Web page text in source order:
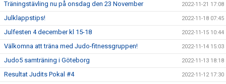
Träningstävling nu på onsdag den 23 November 2022-11-21 17:08
Julklappstips! 2022-11-18 07:45
Julfesten 4 december kl 15-18 2022-11-15 10:44
Välkomna att träna med Judo-fitnessgruppen! 2022-11-14 15:03
Judo5 samträning i Göteborg 2022-11-13 18:18
Resultat Judits Pokal #4 2022-11-12 17:30